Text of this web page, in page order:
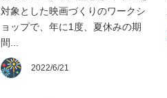
対象とした映画づくりのワークシ
ョップで、年に1度、夏休みの期
間...
2022/6/21